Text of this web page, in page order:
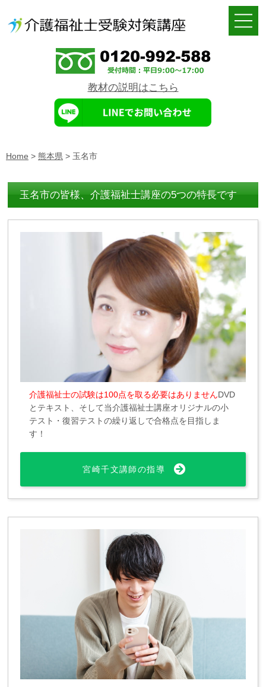
教材の説明はこちら
Home > 熊本県 > 玉名市
玉名市の皆様、介護福祉士講座の5つの特長です
介護福祉士の試験は100点を取る必要はありませんDVD
とテキスト、そして当介護福祉士講座オリジナルの小
テスト・復習テストの繰り返しで合格点を目指しま
す！
宮崎千文講師の指導